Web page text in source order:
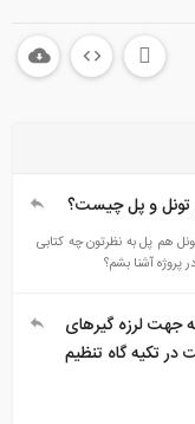
تونل و پل چیست؟
هم پل به نظرتون چه کتابی
پروژه آشنا بشم؟
لرزه گیرهای
در تکیه گاه تنظیم